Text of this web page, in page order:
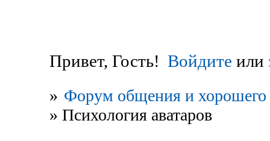
Привет, Гость! Войдите или
» Форум общения и хорошего
» Психология аватаров